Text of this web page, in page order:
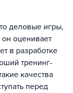
деловые игры,
оценивает
в разработке
тренинг-
качества
перед